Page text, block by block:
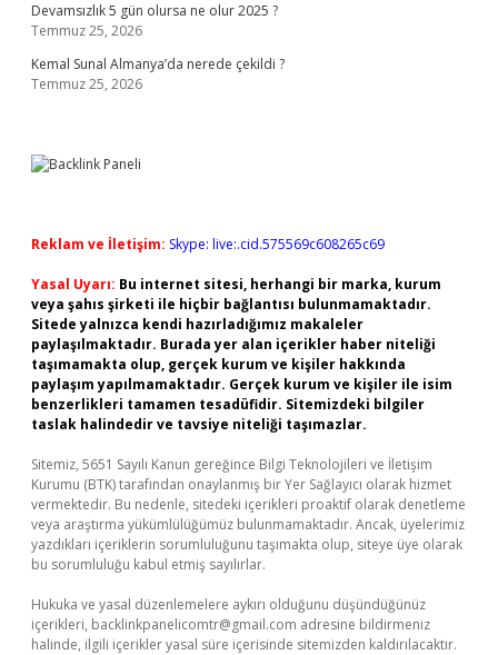
Devamsızlık 5 gün olursa ne olur 2025 ?
Temmuz 25, 2026
Kemal Sunal Almanya’da nerede çekildi ?
Temmuz 25, 2026
Reklam ve İletişim: Skype: live:.cid.575569c608265c69
Yasal Uyarı: Bu internet sitesi, herhangi bir marka, kurum
veya şahıs şirketi ile hiçbir bağlantısı bulunmamaktadır.
Sitede yalnızca kendi hazırladığımız makaleler
paylaşılmaktadır. Burada yer alan içerikler haber niteliği
taşımamakta olup, gerçek kurum ve kişiler hakkında
paylaşım yapılmamaktadır. Gerçek kurum ve kişiler ile isim
benzerlikleri tamamen tesadüfidir. Sitemizdeki bilgiler
taslak halindedir ve tavsiye niteliği taşımazlar.
Sitemiz, 5651 Sayılı Kanun gereğince Bilgi Teknolojileri ve İletişim
Kurumu (BTK) tarafından onaylanmış bir Yer Sağlayıcı olarak hizmet
vermektedir. Bu nedenle, sitedeki içerikleri proaktif olarak denetleme
veya araştırma yükümlülüğümüz bulunmamaktadır. Ancak, üyelerimiz
yazdıkları içeriklerin sorumluluğunu taşımakta olup, siteye üye olarak
bu sorumluluğu kabul etmiş sayılırlar.
Hukuka ve yasal düzenlemelere aykırı olduğunu düşündüğünüz
içerikleri, backlinkpanelicomtr@gmail.com adresine bildirmeniz
halinde, ilgili içerikler yasal süre içerisinde sitemizden kaldırılacaktır.